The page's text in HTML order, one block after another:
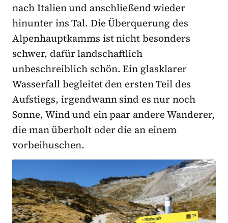
nach Italien und anschließend wieder
hinunter ins Tal. Die Überquerung des
Alpenhauptkamms ist nicht besonders
schwer, dafür landschaftlich
unbeschreiblich schön. Ein glasklarer
Wasserfall begleitet den ersten Teil des
Aufstiegs, irgendwann sind es nur noch
Sonne, Wind und ein paar andere Wanderer,
die man überholt oder die an einem
vorbeihuschen.